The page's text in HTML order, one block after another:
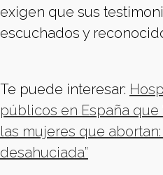
exigen que sus
escuchados y
Te puede interesar:
públicos en España que
las mujeres que abortan:
desahuciada”